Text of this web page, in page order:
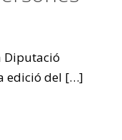
Diputació
edició del […]